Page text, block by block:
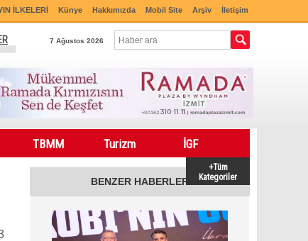
İletişim
Arşiv
Mobil Site
Hakkımızda
Künye
İLKELERİ
7 Ağustos 2026
TBMM Turizm
İGF
+Tüm
Kategoriler
BENZER HABERLER